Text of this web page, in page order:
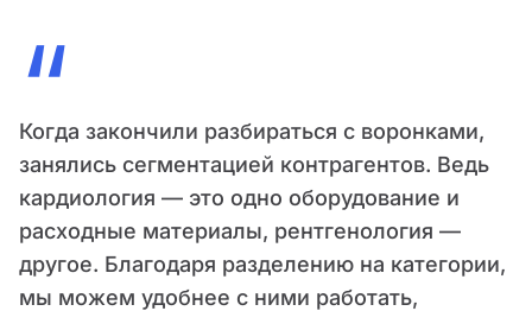
“
Когда закончили разбираться с воронками,
занялись сегментацией контрагентов. Ведь
кардиология — это одно оборудование и
расходные материалы, рентгенология —
другое. Благодаря разделению на категории,
мы можем удобнее с ними работать,